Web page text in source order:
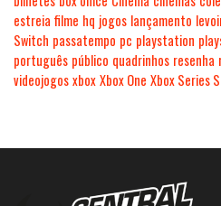
estreia filme hq jogos lançamento
Switch passatempo pc playstation
português público quadrinhos resenha
videojogosxboxXbox One Xbox Series